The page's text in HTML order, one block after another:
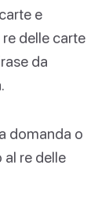
e
delle carte
da
domanda o
re delle